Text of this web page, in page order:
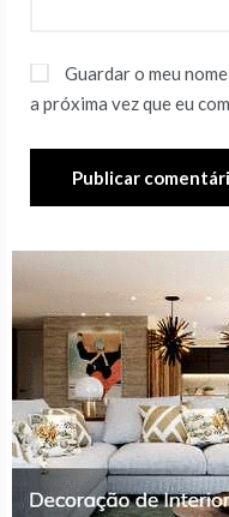
Guardar o meu
a próxima vez que eu